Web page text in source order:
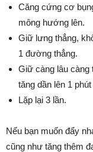
Căng cứng cơ
mông hướng lên.
Giữ lưng thẳng,
1 đường thẳng.
Giữ càng lâu càng
tăng dần lên 1
Lặp lại 3 lần.
Nếu bạn muốn đẩy
cũng như tăng thêm